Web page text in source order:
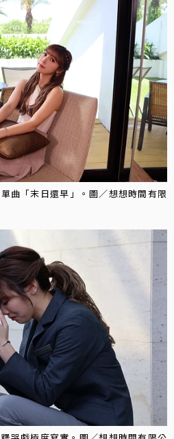
曲「末日還早」。圖／想想時間有限